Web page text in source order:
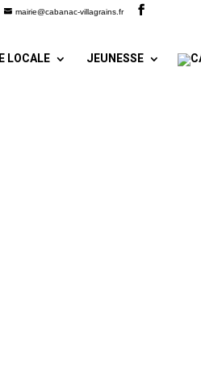
mairie@cabanac-villagrains.fr
LOCALE JEUNESSE